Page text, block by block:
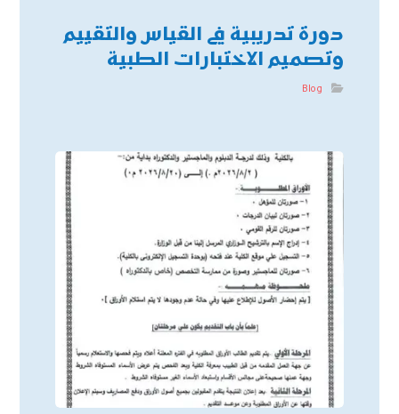
دورة تدريبية في القياس والتقييم
وتصميم الاختبارات الطبية
Blog